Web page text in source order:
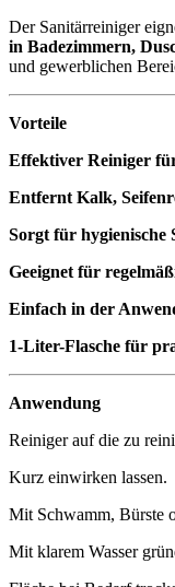
Der Sanitärreiniger
in Badezimmern,
und gewerblichen
Vorteile
Effektiver Reiniger
Entfernt Kalk,
Sorgt für hygienische
Geeignet für
Einfach in der
1-Liter-Flasche für
Anwendung
Reiniger auf die zu
Kurz einwirken lassen.
Mit Schwamm, Bürste
Mit klarem Wasser